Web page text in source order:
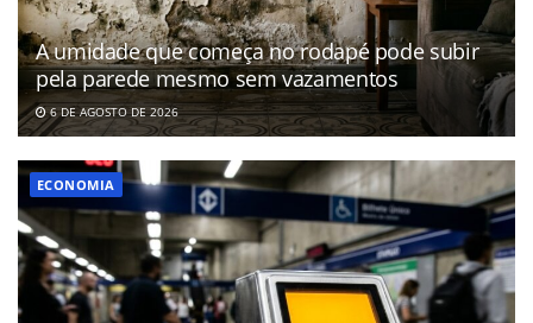
A umidade que começa no rodapé pode subir
pela parede mesmo sem vazamentos
6 DE AGOSTO DE 2026
ECONOMIA